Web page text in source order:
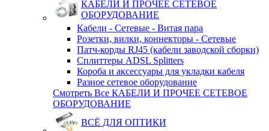
КАБЕЛИ И ПРОЧЕЕ СЕТЕВОЕ
ОБОРУДОВАНИЕ
Кабели - Сетевые - Витая пара
Розетки, вилки, коннекторы - Сетевые
Патч-корды RJ45 (кабели заводской сборки)
Сплиттеры ADSL Splitters
Короба и аксессуары для укладки кабеля
Разное сетевое оборудование
Смотреть Все КАБЕЛИ И ПРОЧЕЕ СЕТЕВОЕ
ОБОРУДОВАНИЕ
ВСЁ ДЛЯ ОПТИКИ